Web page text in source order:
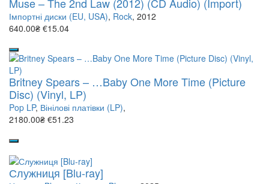
Імпортні диски (EU, USA), Rock, 2012
640.00₴ €15.04
Britney Spears – …Baby One More Time (Picture
Disc) (Vinyl, LP)
Pop LP, Вінілові платівки (LP),
2180.00₴ €51.23
Служниця [Blu-ray]